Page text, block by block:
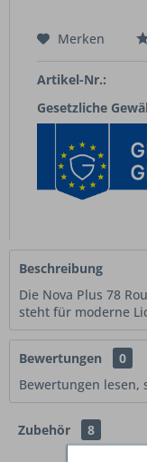
Merken
Artikel-Nr.:
Gesetzliche
Beschreibung
Die Nova Plus 78
steht für moderne
Bewertungen
0
Bewertungen
Zubehör 8